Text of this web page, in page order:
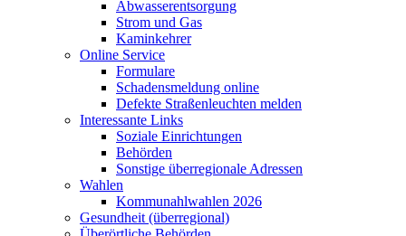
Abwasserentsorgung
Strom und Gas
Kaminkehrer
Online Service
Formulare
Schadensmeldung online
Defekte Straßenleuchten melden
Interessante Links
Soziale Einrichtungen
Behörden
Sonstige überregionale Adressen
Wahlen
Kommunahlwahlen 2026
Gesundheit (überregional)